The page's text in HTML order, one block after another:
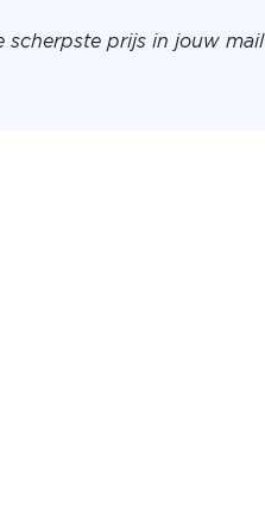
scherpste prijs in jouw mail